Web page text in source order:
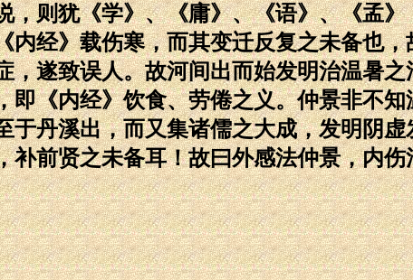
，则犹《学》、《庸》、《语》、《孟
内经》载伤寒，而其变迁反复之未备也
，遂致误人。故河间出而始发明治温暑
即《内经》饮食、劳倦之义。仲景非不
于丹溪出，而又集诸儒之大成，发明阴
补前贤之未备耳！故曰外感法仲景，内